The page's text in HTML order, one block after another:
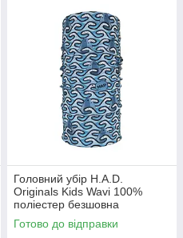
Головний убір H.A.D.
Originals Kids Wavi 100%
поліестер безшовна
конструкція Oeko-Tex®
Standard 100 ідеальний для
Готово до відправки